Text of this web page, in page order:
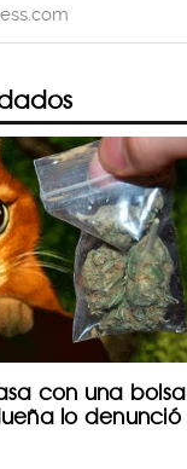
con una bolsa
lo denunció